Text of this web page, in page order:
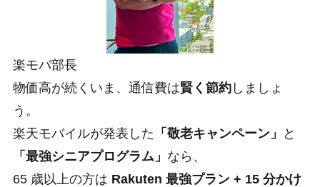
楽モバ部長
物価高が続くいま、通信費は賢く節約しましょ
う。
楽天モバイルが発表した 「敬老キャンペーン」
と
「最強シニアプログラム」 なら、
65 歳以上の方は Rakuten 最強プラン + 15 分かけ